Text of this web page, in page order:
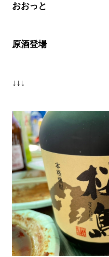
おおっと
原酒登場
↓↓↓